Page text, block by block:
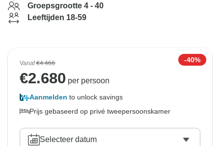
Groepsgrootte 4 - 40
Leeftijden 18-59
Vanaf€4.466 -40%
€2.680 per persoon
Aanmelden to unlock savings
Prijs gebaseerd op privé tweepersoonskamer
Selecteer datum